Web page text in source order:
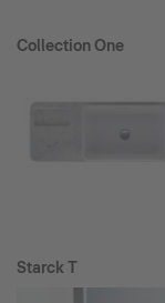
Collection One
Starck T